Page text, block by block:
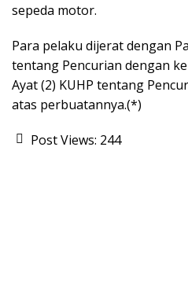
sepeda motor.
Para pelaku dijerat dengan
tentang Pencurian dengan
Ayat (2) KUHP tentang
atas perbuatannya.(*)
Post Views: 244